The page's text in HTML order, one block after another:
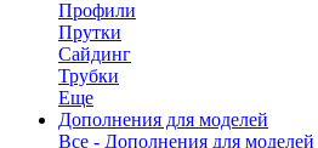
Профили
Прутки
Сайдинг
Трубки
Еще
Дополнения для моделей
Все - Дополнения для моделей